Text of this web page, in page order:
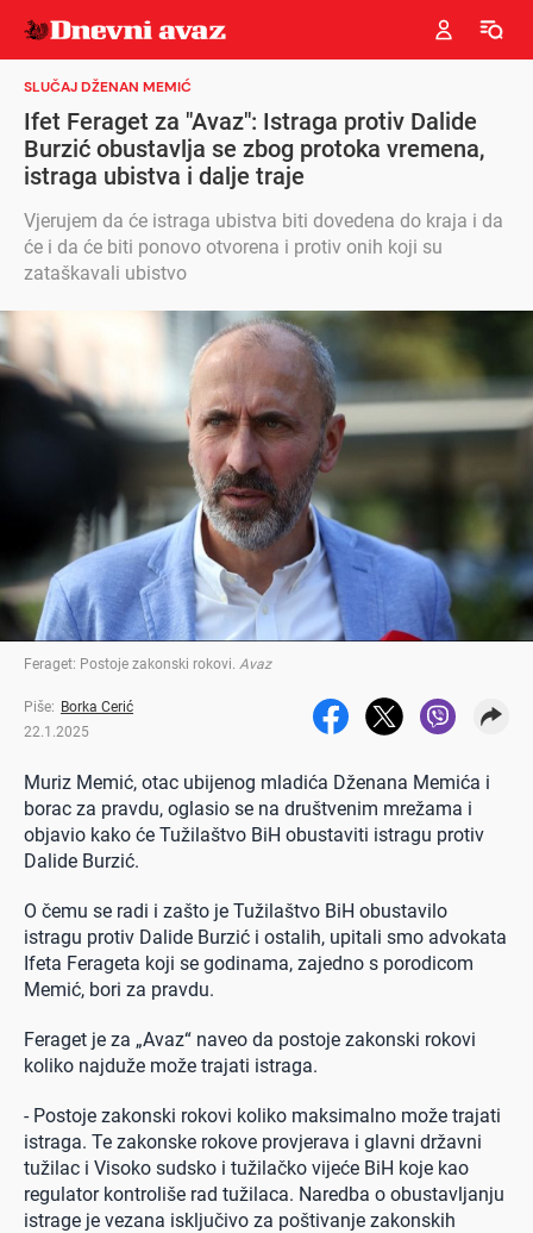
SLUČAJ DŽENAN MEMIĆ
Ifet Feraget za "Avaz": Istraga protiv Dalide
Burzić obustavlja se zbog protoka vremena,
istraga ubistva i dalje traje
Vjerujem da će istraga ubistva biti dovedena do kraja i da
će i da će biti ponovo otvorena i protiv onih koji su
zataškavali ubistvo
Feraget: Postoje zakonski rokovi Avaz
Piše: Borka Cerić
22.1.2025
Muriz Memić, otac ubijenog mladića Dženana Memića i
borac za pravdu, oglasio se na društvenim mrežama i
objavio kako će Tužilaštvo BiH obustaviti istragu protiv
Dalide Burzić.
O čemu se radi i zašto je Tužilaštvo BiH obustavilo
istragu protiv Dalide Burzić i ostalih, upitali smo advokata
Ifeta Ferageta koji se godinama, zajedno s porodicom
Memić, bori za pravdu.
Feraget je za „Avaz“ naveo da postoje zakonski rokovi
koliko najduže može trajati istraga.
- Postoje zakonski rokovi koliko maksimalno može trajati
istraga. Te zakonske rokove provjerava i glavni državni
tužilac i Visoko sudsko i tužilačko vijeće BiH koje kao
regulator kontroliše rad tužilaca. Naredba o obustavljanju
istrage je vezana isključivo za poštivanje zakonskih